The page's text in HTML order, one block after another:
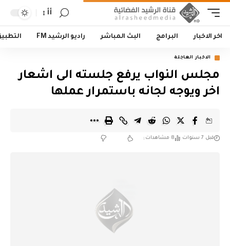
أأ
اخر الاخبار البرامج البث المباشر راديو الرشيد FM
الاخبار العاجلة
مجلس النواب يرفع جلسته الى اشعار
اخر ويوجه لجانه باستمرار عملها
قبل 7 سنوات 8 مشاهدات